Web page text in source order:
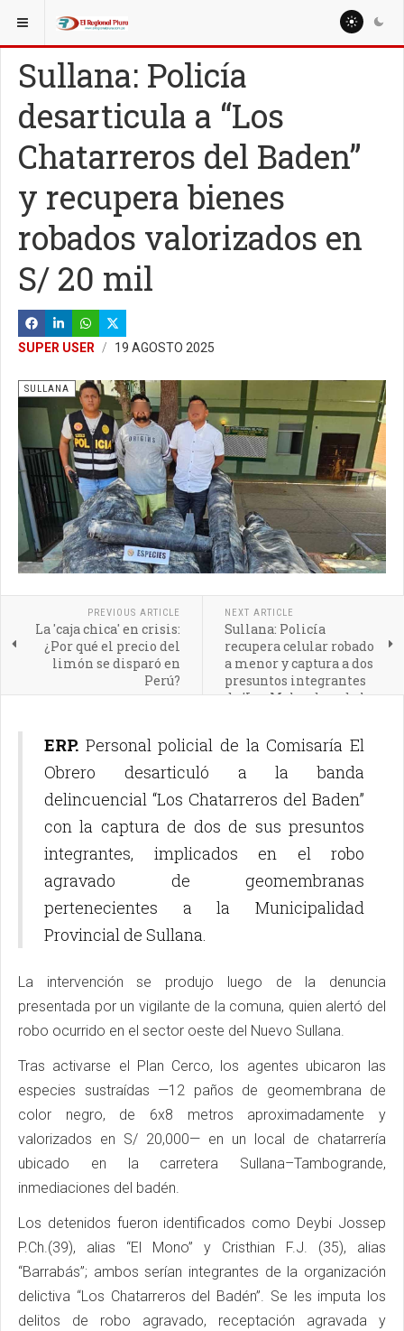
ESTÁ AQUÍ: LOCALES
Sullana: Policía
desarticula a “Los
Chatarreros del Baden”
y recupera bienes
robados valorizados en
S/ 20 mil
SUPER USER 19 AGOSTO 2025
SULLANA
PREVIOUS ARTICLE
La 'caja chica' en crisis:
¿Por qué el precio del
limón se disparó en
Perú?
NEXT ARTICLE
Sullana: Policía
recupera celular robado
a menor y captura a dos
presuntos integrantes
de 'Los Malandros de la
ERP. Personal policial de la Comisaría El
Obrero desarticuló a la banda
delincuencial “Los Chatarreros del Baden”
con la captura de dos de sus presuntos
integrantes, implicados en el robo
agravado de geomembranas
pertenecientes a la Municipalidad
Provincial de Sullana.
La intervención se produjo luego de la denuncia
presentada por un vigilante de la comuna, quien alertó del
robo ocurrido en el sector oeste del Nuevo Sullana.
Tras activarse el Plan Cerco, los agentes ubicaron las
especies sustraídas —12 paños de geomembrana de
color negro, de 6x8 metros aproximadamente y
valorizados en S/ 20,000— en un local de chatarrería
ubicado en la carretera Sullana–Tambogrande,
inmediaciones del badén.
Los detenidos fueron identificados como Deybi Jossep
P.Ch.(39), alias “El Mono” y Cristhian F.J. (35), alias
“Barrabás”; ambos serían integrantes de la organización
delictiva “Los Chatarreros del Badén”. Se les imputa los
delitos de robo agravado, receptación agravada y